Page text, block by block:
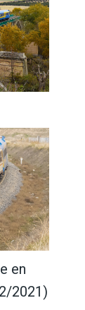
en
2021)